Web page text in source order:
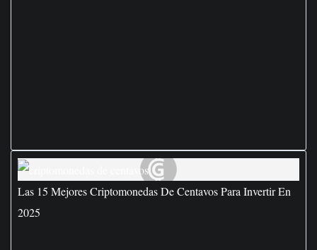
Las 15 Mejores Criptomonedas De Centavos Para Invertir En
2025